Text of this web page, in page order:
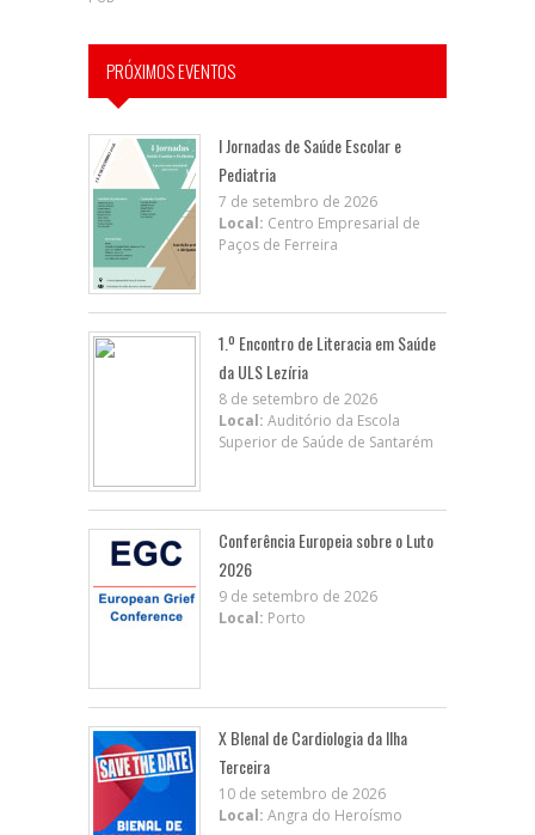
PRÓXIMOS EVENTOS
I Jornadas de Saúde Escolar e
Pediatria
7 de setembro de 2026
Local: Centro Empresarial de
Paços de Ferreira
1.º Encontro de Literacia em Saúde
da ULS Lezíria
8 de setembro de 2026
Local: Auditório da Escola
Superior de Saúde de Santarém
Conferência Europeia sobre o Luto
2026
9 de setembro de 2026
Local: Porto
X BIenal de Cardiologia da Ilha
Terceira
10 de setembro de 2026
Local: Angra do Heroísmo